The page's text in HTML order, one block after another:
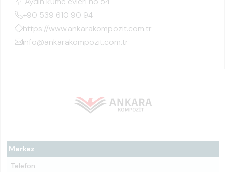
Merkez
Telefon
+90 539 610 90 94
https://www.ankarakompozit.com.tr
info@ankarakompozit.com.tr